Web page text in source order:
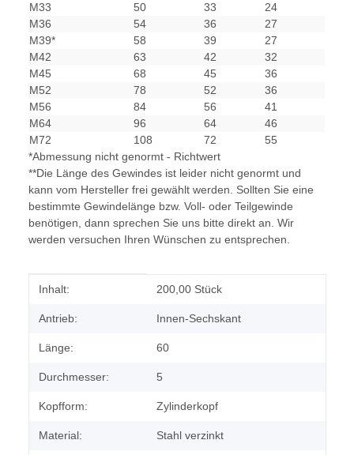
M33
50 33
24
M36
54 36
27
M39*
58 39
27
M42
63 42
32
M45
68 45
36
M52
78 52
36
M56
84 56
41
M64
96 64
46
M72
108 72
55
*Abmessung nicht genormt - Richtwert
**Die Länge des Gewindes ist leider nicht genormt und
kann vom Hersteller frei gewählt werden. Sollten Sie eine
bestimmte Gewindelänge bzw. Voll- oder Teilgewinde
benötigen, dann sprechen Sie uns bitte direkt an. Wir
werden versuchen Ihren Wünschen zu entsprechen.
Produkteigenschaft
Wert
Inhalt: 200,00 Stück
Antrieb: Innen-Sechskant
Länge: 60
Durchmesser: 5
Kopfform: Zylinderkopf
Material: Stahl verzinkt